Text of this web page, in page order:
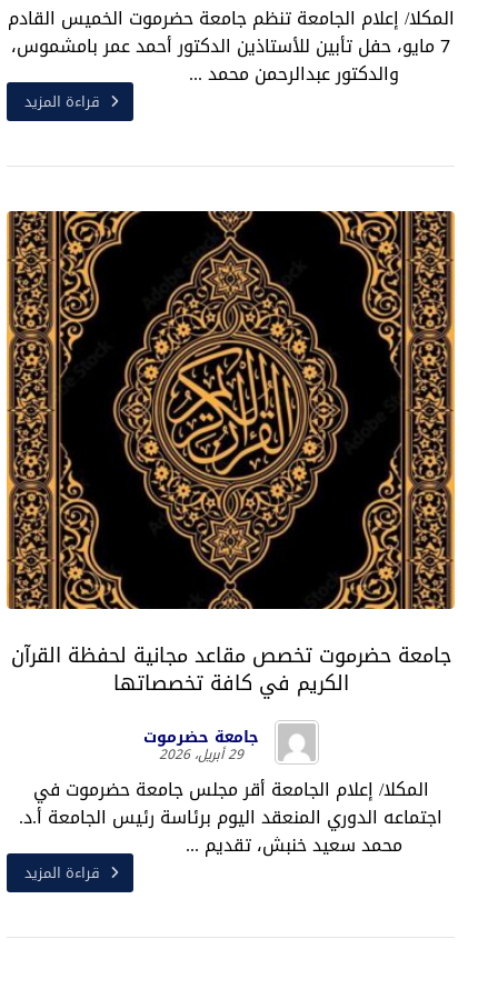
المكلا/ إعلام الجامعة تنظم جامعة حضرموت الخميس القادم
7 مايو، حفل تأبين للأستاذين الدكتور أحمد عمر بامشموس،
والدكتور عبدالرحمن محمد ...
قراءة المزيد
جامعة حضرموت تخصص مقاعد مجانية لحفظة القرآن
الكريم في كافة تخصصاتها
جامعة حضرموت
29 أبريل، 2026
المكلا/ إعلام الجامعة أقر مجلس جامعة حضرموت في
اجتماعه الدوري المنعقد اليوم برئاسة رئيس الجامعة أ.د.
محمد سعيد خنبش، تقديم ...
قراءة المزيد